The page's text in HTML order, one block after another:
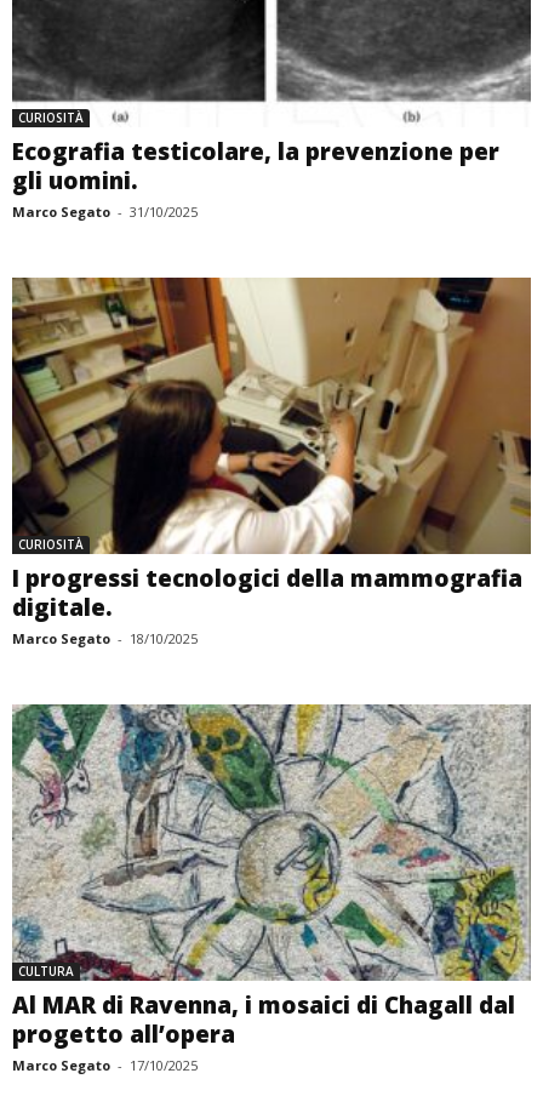
CURIOSITÀ
Ecografia testicolare, la prevenzione per
gli uomini.
Marco Segato - 31/10/2025
CURIOSITÀ
I progressi tecnologici della mammografia
digitale.
Marco Segato - 18/10/2025
CULTURA
Al MAR di Ravenna, i mosaici di Chagall dal
progetto all’opera
Marco Segato - 17/10/2025